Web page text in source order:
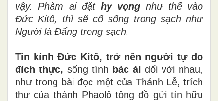
vậy. Phàm ai đặt hy vọng như thế vào
Đức Kitô, thì sẽ cố sống trong sạch như
Người là Đấng trong sạch.
Tin kính Đức Kitô, trở nên người tự do
đích thực, sống tình bác ái đối với nhau,
như trong bài đọc một của Thánh Lễ, trích
thư của thánh Phaolô tông đồ gửi tín hữu